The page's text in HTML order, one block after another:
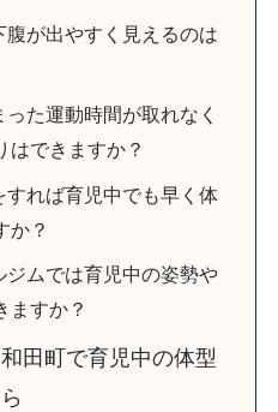
腹が出やすく見えるのは
た運動時間が取れなく
はできますか？
すれば育児中でも早く体
か？
ジムでは育児中の姿勢や
ますか？
田町で育児中の体型